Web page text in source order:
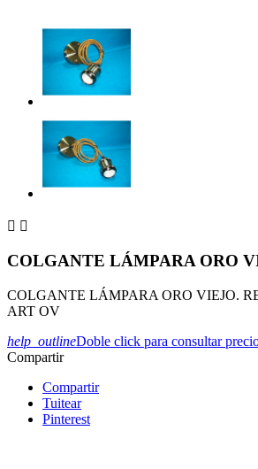
 
COLGANTE LÁMPARA ORO
COLGANTE LÁMPARA ORO VIEJO.
ART OV
help_outlineDoble click para consultar
Compartir
Compartir
Tuitear
Pinterest